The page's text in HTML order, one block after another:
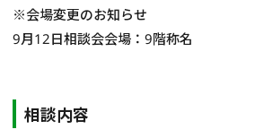
※会場変更のお知らせ
9月12日相談会会場：9階称名
相談内容